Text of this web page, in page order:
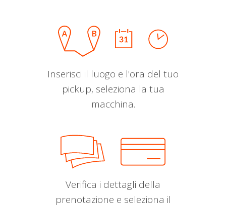
Inserisci il luogo e l'ora del tuo
pickup, seleziona la tua
macchina.
Verifica i dettagli della
prenotazione e seleziona il